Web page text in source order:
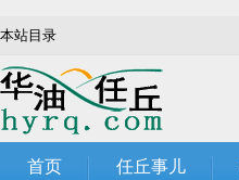
本站目录
首页 任丘事儿